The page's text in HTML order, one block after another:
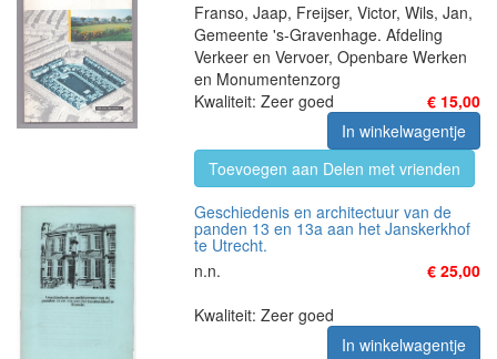
Franso, Jaap, Freijser, Victor, Wils, Jan,
Gemeente 's-Gravenhage. Afdeling
Verkeer en Vervoer, Openbare Werken
en Monumentenzorg
€ 15,00
Kwaliteit: Zeer goed
In winkelwagentje
Toevoegen aan Delen met vrienden
Geschiedenis en architectuur van de
panden 13 en 13a aan het Janskerkhof
te Utrecht.
n.n.
€ 25,00
Kwaliteit: Zeer goed
In winkelwagentje